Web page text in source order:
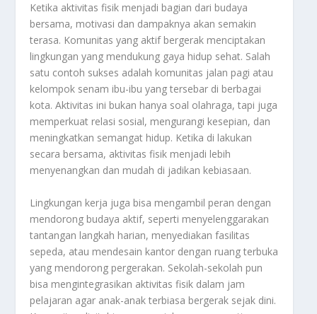
Ketika aktivitas fisik menjadi bagian dari budaya
bersama, motivasi dan dampaknya akan semakin
terasa. Komunitas yang aktif bergerak menciptakan
lingkungan yang mendukung gaya hidup sehat. Salah
satu contoh sukses adalah komunitas jalan pagi atau
kelompok senam ibu-ibu yang tersebar di berbagai
kota. Aktivitas ini bukan hanya soal olahraga, tapi juga
memperkuat relasi sosial, mengurangi kesepian, dan
meningkatkan semangat hidup. Ketika di lakukan
secara bersama, aktivitas fisik menjadi lebih
menyenangkan dan mudah di jadikan kebiasaan.
Lingkungan kerja juga bisa mengambil peran dengan
mendorong budaya aktif, seperti menyelenggarakan
tantangan langkah harian, menyediakan fasilitas
sepeda, atau mendesain kantor dengan ruang terbuka
yang mendorong pergerakan. Sekolah-sekolah pun
bisa mengintegrasikan aktivitas fisik dalam jam
pelajaran agar anak-anak terbiasa bergerak sejak dini.